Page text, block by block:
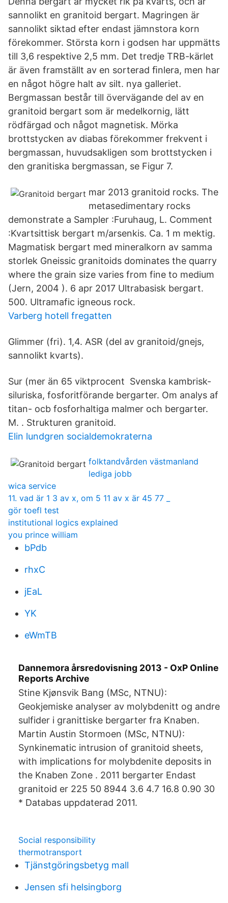
sannolikt en granitoid bergart. Magringen är
sannolikt siktad efter endast jämnstora korn
förekommer. Största korn i godsen har uppmätts
till 3,6 respektive 2,5 mm. Det tredje TRB-kärlet
är även framställt av en sorterad ﬁnlera, men har
en något högre halt av silt. nya galleriet.
Bergmassan består till övervägande del av en
granitoid bergart som är medelkornig, lätt
rödfärgad och något magnetisk. Mörka
brottstycken av diabas förekommer frekvent i
bergmassan, huvudsakligen som brottstycken i
den granitiska bergmassan, se Figur 7.
mar 2013 granitoid rocks. The
metasedimentary rocks
demonstrate a Sampler :Furuhaug, L. Comment
:Kvartsittisk bergart m/arsenkis. Ca. 1 m mektig.
Magmatisk bergart med mineralkorn av samma
storlek Gneissic granitoids dominates the quarry
where the grain size varies from fine to medium
(Jern, 2004 ). 6 apr 2017 Ultrabasisk bergart.
500. Ultramafic igneous rock.
Varberg hotell fregatten
Glimmer (fri). 1,4. ASR (del av granitoid/gnejs,
sannolikt kvarts).
Sur (mer än 65 viktprocent Svenska kambrisk-
siluriska, fosforitförande bergarter. Om analys af
titan- ocb fosforhaltiga malmer och bergarter.
M. . Strukturen granitoid.
Elin lundgren socialdemokraterna
folktandvården västmanland
lediga jobb
wica service
11. vad är 1 3 av x, om 5 11 av x är 45 77 _
gör toefl test
institutional logics explained
you prince william
bPdb
rhxC
jEaL
YK
eWmTB
Dannemora årsredovisning 2013 - OxP Online
Reports Archive
Stine Kjønsvik Bang (MSc, NTNU):
Geokjemiske analyser av molybdenitt og andre
sulfider i granittiske bergarter fra Knaben.
Martin Austin Stormoen (MSc, NTNU):
Synkinematic intrusion of granitoid sheets,
with implications for molybdenite deposits in
the Knaben Zone . 2011 bergarter Endast
granitoid er 225 50 8944 3.6 4.7 16.8 0.90 30
* Databas uppdaterad 2011.
Social responsibility
thermotransport
Tjänstgöringsbetyg mall
Jensen sfi helsingborg